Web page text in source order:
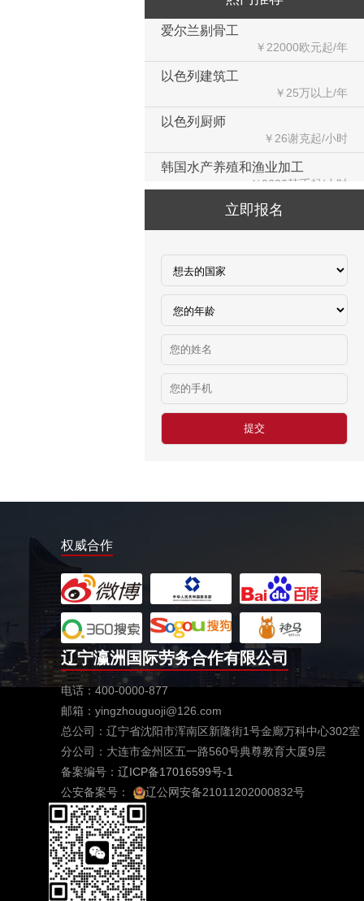
以色列建筑工
以色列厨师
韩国水产养殖和渔业加工
￥9620韩币起/小时
￥3000-4000加币/月
￥2000新币/月
高尔夫球童
福井县眼镜成形
德国帮厨
￥10万以上/年
￥18000-20000元/月
德国超市仓库包装工
￥10万以上/年
德国物流分拣员
￥综合税后薪资2500欧
赴韩国免税店
赴日本介护（不成功，不收费）
￥20万日元/月
赴新加坡机场地勤
立即报名
权威合作
辽宁瀛洲国际劳务合作有限公司
电话：400-0000-877
邮箱：yingzhouguoji@126.com
总公司：辽宁省沈阳市浑南区新隆街1号金廊万科中心302室
分公司：大连市金州区五一路560号典尊教育大厦9层
备案编号： 辽ICP备17016599号-1
公安备案号：
辽公网安备21011202000832号